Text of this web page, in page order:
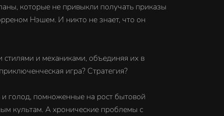
которые не привыкли получать приказы
Нэшем. И никто не знает, что он
стилями и механиками, объединяя их в
игра? Стратегия?
голод, помноженные на рост бытовой
культам. А хронические проблемы с